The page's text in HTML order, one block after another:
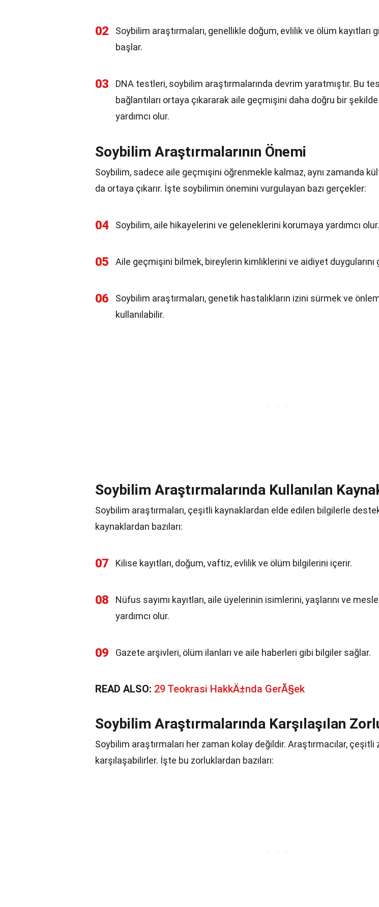
02
Soybilim araştırmaları, genellikle doğum, evlilik ve ölüm kayıtları
başlar.
03
DNA testleri, soybilim araştırmalarında devrim yaratmıştır. Bu
bağlantıları ortaya çıkararak aile geçmişini daha doğru bir
yardımcı olur.
Soybilim Araştırmalarının Önemi
Soybilim, sadece aile geçmişini öğrenmekle kalmaz, aynı zamanda
da ortaya çıkarır. İşte soybilimin önemini vurgulayan bazı gerçekler:
04 Soybilim, aile hikayelerini ve geleneklerini korumaya yardımcı olur.
05 Aile geçmişini bilmek, bireylerin kimliklerini ve aidiyet duygularını
06
Soybilim araştırmaları, genetik hastalıkların izini sürmek ve
kullanılabilir.
Soybilim Araştırmalarında Kullanılan
Soybilim araştırmaları, çeşitli kaynaklardan elde edilen bilgilerle
kaynaklardan bazıları:
07 Kilise kayıtları, doğum, vaftiz, evlilik ve ölüm bilgilerini içerir.
08
Nüfus sayımı kayıtları, aile üyelerinin isimlerini, yaşlarını ve
yardımcı olur.
09 Gazete arşivleri, ölüm ilanları ve aile haberleri gibi bilgiler sağlar.
READ ALSO: 29 Teokrasi HakkÄ±nda GerÃ§ek
Soybilim Araştırmalarında Karşılaşılan
Soybilim araştırmaları her zaman kolay değildir. Araştırmacılar, çeşitli
karşılaşabilirler. İşte bu zorluklardan bazıları: